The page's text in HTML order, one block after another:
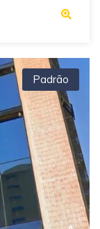
Padrão